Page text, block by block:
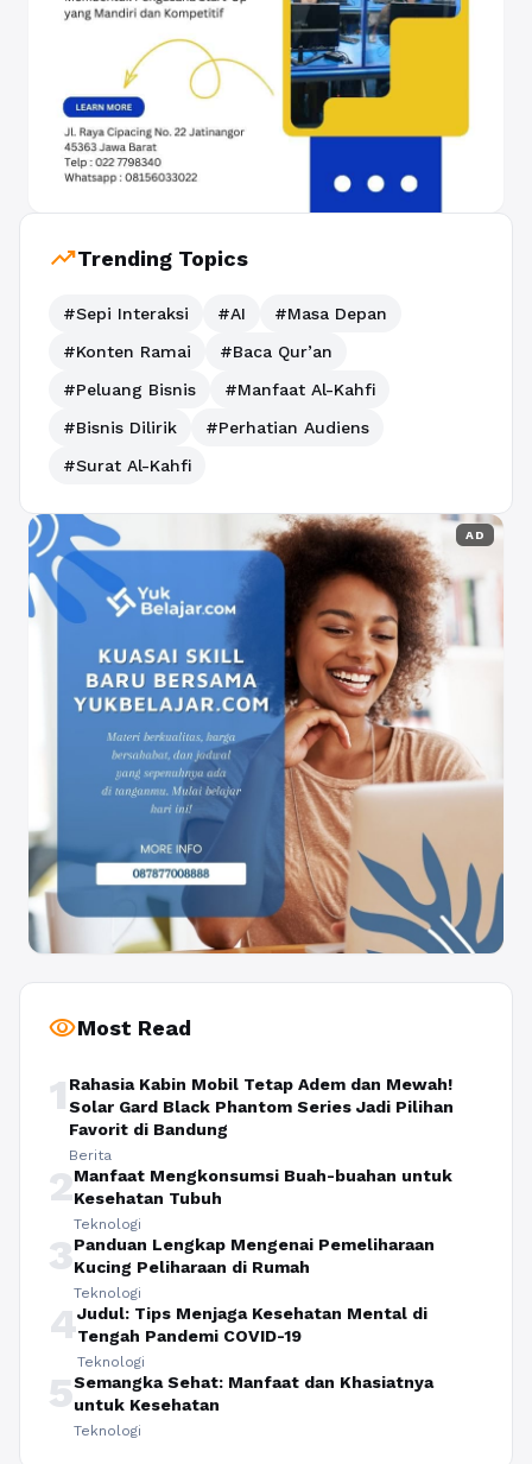
trending_upTrending Topics
#Sepi Interaksi #AI
#Masa Depan
#Konten Ramai
#Baca Qur’an
#Peluang Bisnis
#Manfaat Al-Kahfi
#Bisnis Dilirik
#Perhatian Audiens
#Surat Al-Kahfi
AD
visibilityMost Read
1 Rahasia Kabin Mobil Tetap Adem dan Mewah!
Solar Gard Black Phantom Series Jadi Pilihan
Favorit di Bandung
Berita
2Manfaat Mengkonsumsi Buah-buahan untuk
Kesehatan Tubuh
Teknologi
3Panduan Lengkap Mengenai Pemeliharaan
Kucing Peliharaan di Rumah
Teknologi
4Judul: Tips Menjaga Kesehatan Mental di
Tengah Pandemi COVID-19
Teknologi
5Semangka Sehat: Manfaat dan Khasiatnya
untuk Kesehatan
Teknologi